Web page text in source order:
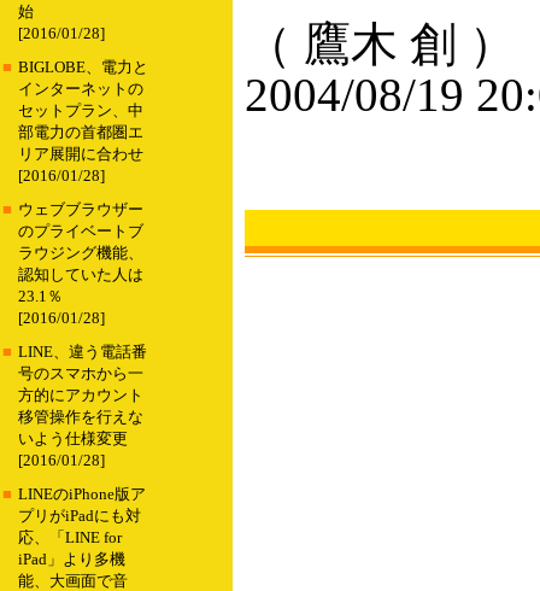
始
[2016/01/28]
■ BIGLOBE、電力と
インターネットの
セットプラン、中
部電力の首都圏エ
リア展開に合わせ
[2016/01/28]
■ ウェブブラウザー
のプライベートブ
ラウジング機能、
認知していた人は
23.1％
[2016/01/28]
■ LINE、違う電話番
号のスマホから一
方的にアカウント
移管操作を行えな
いよう仕様変更
[2016/01/28]
■ LINEのiPhone版ア
プリがiPadにも対
応、「LINE for
iPad」より多機
能、大画面で音
（ 鷹木 創 ）
2004/08/19